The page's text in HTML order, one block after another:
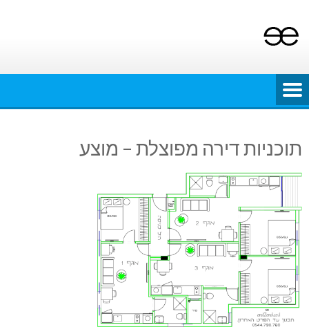
content
תוכניות דירה מפוצלת – מוצע